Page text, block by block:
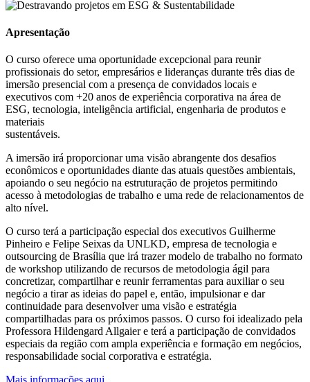
Apresentação
O curso oferece uma oportunidade excepcional para reunir
profissionais do setor, empresários e lideranças durante três dias de
imersão presencial com a presença de convidados locais e
executivos com +20 anos de experiência corporativa na área de
ESG, tecnologia, inteligência artificial, engenharia de produtos e
materiais
sustentáveis.
A imersão irá proporcionar uma visão abrangente dos desafios
econômicos e oportunidades diante das atuais questões ambientais,
apoiando o seu negócio na estruturação de projetos permitindo
acesso à metodologias de trabalho e uma rede de relacionamentos de
alto nível.
O curso terá a participação especial dos executivos Guilherme
Pinheiro e Felipe Seixas da UNLKD, empresa de tecnologia e
outsourcing de Brasília que irá trazer modelo de trabalho no formato
de workshop utilizando de recursos de metodologia ágil para
concretizar, compartilhar e reunir ferramentas para auxiliar o seu
negócio a tirar as ideias do papel e, então, impulsionar e dar
continuidade para desenvolver uma visão e estratégia
compartilhadas para os próximos passos. O curso foi idealizado pela
Professora Hildengard Allgaier e terá a participação de convidados
especiais da região com ampla experiência e formação em negócios,
responsabilidade social corporativa e estratégia.